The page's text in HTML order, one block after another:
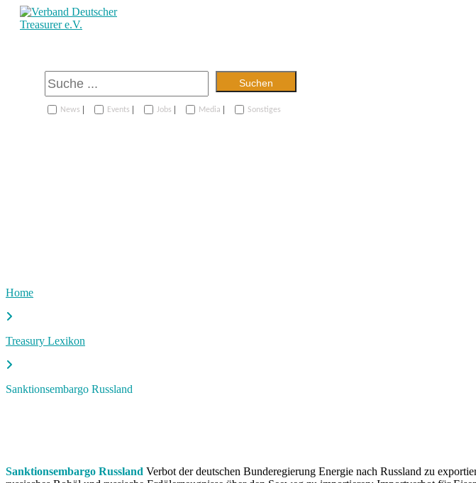
Suchen
News | Events | Jobs | Media | Sonstiges
Home
Treasury Lexikon
Sanktionsembargo Russland
Sanktionsembargo Russland Verbot der deutschen Bunderegierung Energie nach Russland zu